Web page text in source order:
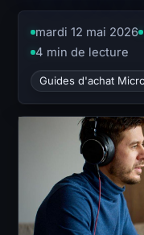
mardi 12 mai 2026
4 min de lecture
Guides d'achat